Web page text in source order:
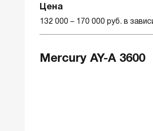
Цена
132 000 – 170 000 руб. в
Mercury AY-A 3600